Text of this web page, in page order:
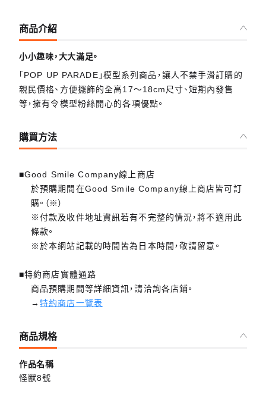
商品介紹
小小趣味，大大滿足。
「POP UP PARADE」模型系列商品，讓人不禁手滑訂購的
親民價格、方便擺飾的全高17～18cm尺寸、短期內發售
等，擁有令模型粉絲開心的各項優點。
購買方法
■Good Smile Company線上商店
於預購期間在Good Smile Company線上商店皆可訂
購。（※）
※付款及收件地址資訊若有不完整的情況，將不適用此
條款。
※於本網站記載的時間皆為日本時間，敬請留意。
■特約商店實體通路
商品預購期間等詳細資訊，請洽詢各店鋪。
→特約商店一覽表
商品規格
作品名稱
怪獸8號